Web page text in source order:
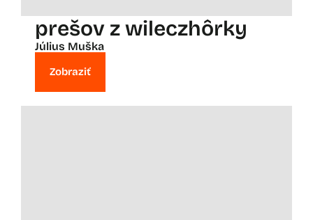
prešov z wileczhôrky
Július Muška
Zobraziť